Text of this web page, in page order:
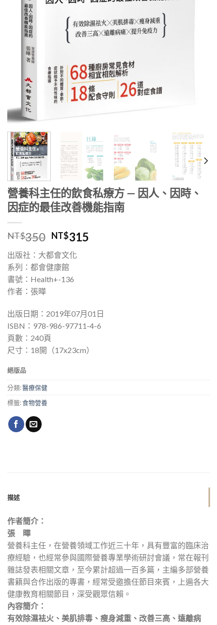
營養科主任的飲食私療方 — 因人、因時、
因症的最佳改善機能指南
NT$350 NT$315
出版社：大都會文化
系列：都會健康館
書號：Health+-136
作者：張曄
出版日期：2019年07月01日
ISBN：978-986-97711-4-6
頁數：240頁
尺寸：18開（17x23cm）
絕版品
分類:醫療保健
標籤:食物營養
描述
作者簡介：
張 曄
營養科主任，在營養領域工作近三十年，具有豐富的臨床治
療經驗，也經常參與國際營養專業學術研討會議，常在報刊
雜誌發表相關文章，至今累計超過一百多篇，主編多部營養
書籍與合作出版的專書，經常受邀擔任節目來賓，上遍各大
健康教育相關節目，深受觀眾信賴。
內容簡介：
有效除濕袪火、美肌排毒、瘦身減重、改善三高、遠離病